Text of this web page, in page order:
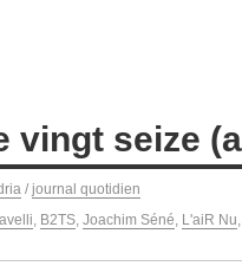
vingt seize
/ journal quotidien
, B2TS, Joachim Séné, L'aiR Nu